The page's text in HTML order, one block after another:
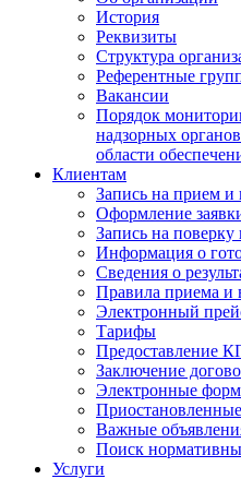
История
Реквизиты
Структура
Референтные
Вакансии
Порядок
надзорных
области
Клиентам
Запись на прием
Оформление
Запись на поверку
Информация о
Сведения о
Правила приема
Электронный
Тарифы
Предоставление
Заключение
Электронные
Важные
Поиск
Услуги